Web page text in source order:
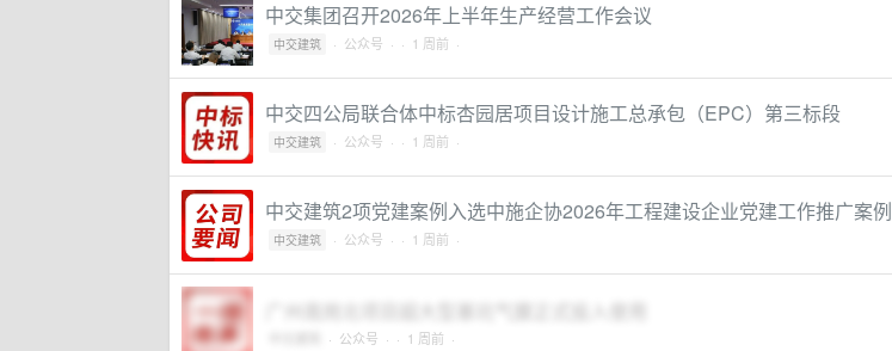
中交集团召开2026年上半年生产经营工作会议
中交建筑 · 公众号 · · 1 周前 ·
中交四公局联合体中标杏园居项目设计施工总承包（EPC）第三标段
中交建筑 · 公众号 · · 1 周前 ·
中交建筑2项党建案例入选中施企协2026年工程建设企业党建工作推广案例
中交建筑 · 公众号 · · 1 周前 ·
广州南岗北项目超大型基坑气膜正式投入使用
· 公众号 · · 1 周前 ·